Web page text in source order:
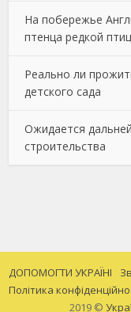
На побережье
птенца редкой
Реально ли
детского сада
Ожидается
строительства
ДОПОМОГТИ УКРАЇНІ
Політика
2019 ©